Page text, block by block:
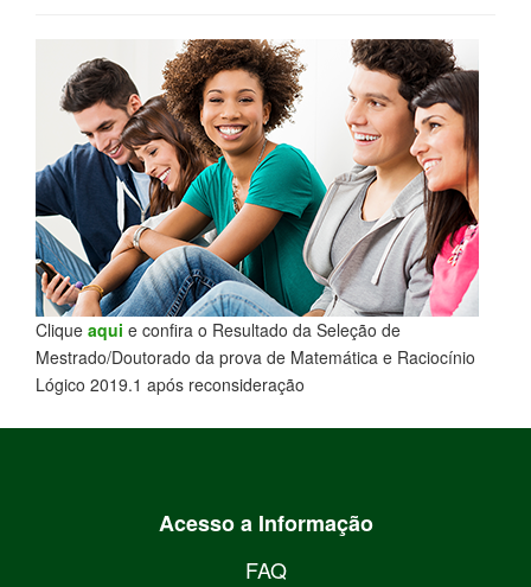
Clique aqui e confira o Resultado da Seleção de
Mestrado/Doutorado da prova de Matemática e Raciocínio
Lógico 2019.1 após reconsideração
Acesso a Informação
FAQ